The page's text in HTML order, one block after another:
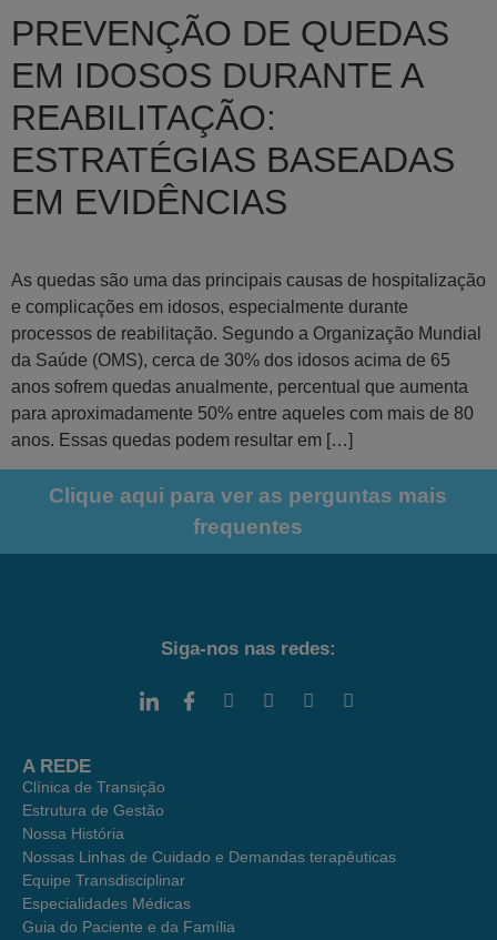
PREVENÇÃO DE QUEDAS
EM IDOSOS DURANTE A
REABILITAÇÃO:
ESTRATÉGIAS BASEADAS
EM EVIDÊNCIAS
As quedas são uma das principais causas de hospitalização
e complicações em idosos, especialmente durante
processos de reabilitação. Segundo a Organização Mundial
da Saúde (OMS), cerca de 30% dos idosos acima de 65
anos sofrem quedas anualmente, percentual que aumenta
para aproximadamente 50% entre aqueles com mais de 80
anos. Essas quedas podem resultar em […]
Clique aqui para ver as perguntas mais
frequentes
Siga-nos nas redes:
A REDE
Clínica de Transição
Estrutura de Gestão
Nossa História
Nossas Linhas de Cuidado e Demandas terapêuticas
Equipe Transdisciplinar
Especialidades Médicas
Guia do Paciente e da Família